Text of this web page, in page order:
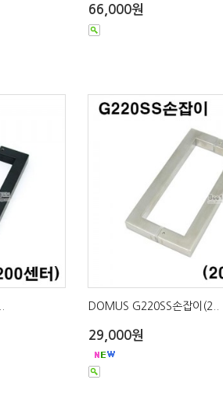
66,000원
DOMUS G220SS손잡이(2..
29,000원